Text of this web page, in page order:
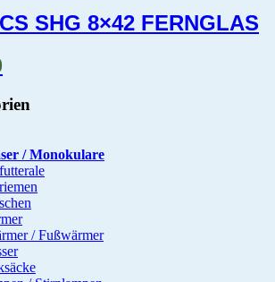
SHG 8×42 FERNGLAS
/ Monokulare
/ Fußwärmer